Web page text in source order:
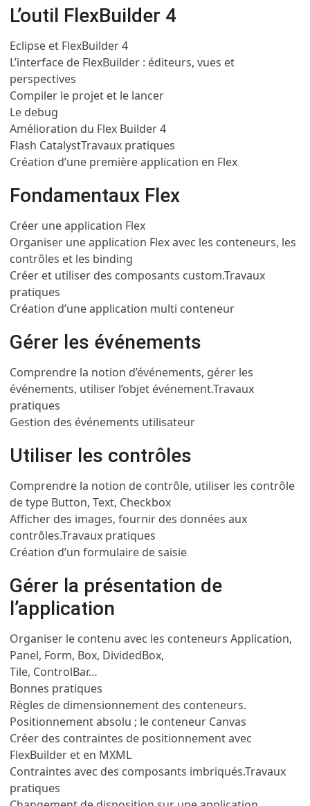
L’outil FlexBuilder 4
Eclipse et FlexBuilder 4
L’interface de FlexBuilder : éditeurs, vues et
perspectives
Compiler le projet et le lancer
Le debug
Amélioration du Flex Builder 4
Flash CatalystTravaux pratiques
Création d’une première application en Flex
Fondamentaux Flex
Créer une application Flex
Organiser une application Flex avec les conteneurs, les
contrôles et les binding
Créer et utiliser des composants custom.Travaux
pratiques
Création d’une application multi conteneur
Gérer les événements
Comprendre la notion d’événements, gérer les
événements, utiliser l’objet événement.Travaux
pratiques
Gestion des événements utilisateur
Utiliser les contrôles
Comprendre la notion de contrôle, utiliser les contrôle
de type Button, Text, Checkbox
Afficher des images, fournir des données aux
contrôles.Travaux pratiques
Création d’un formulaire de saisie
Gérer la présentation de
l’application
Organiser le contenu avec les conteneurs Application,
Panel, Form, Box, DividedBox,
Tile, ControlBar…
Bonnes pratiques
Règles de dimensionnement des conteneurs.
Positionnement absolu ; le conteneur Canvas
Créer des contraintes de positionnement avec
FlexBuilder et en MXML
Contraintes avec des composants imbriqués.Travaux
pratiques